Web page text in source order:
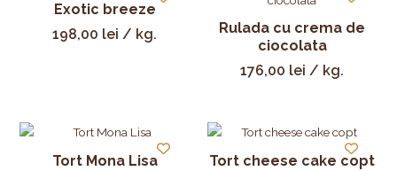
Exotic breeze
198,00 lei / kg.
Rulada cu crema de
ciocolata
176,00 lei / kg.
Tort Mona Lisa
Tort cheese cake copt